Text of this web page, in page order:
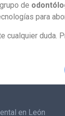
de
para
cualquier duda.
en León